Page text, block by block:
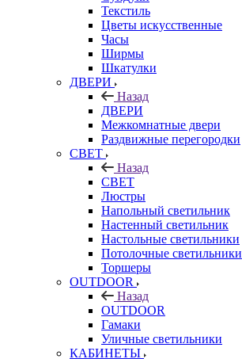
Текстиль
Цветы искусственные
Часы
Ширмы
Шкатулки
ДВЕРИ
Назад
ДВЕРИ
Межкомнатные двери
Раздвижные перегородки
СВЕТ
Назад
СВЕТ
Люстры
Напольный светильник
Настенный светильник
Настольные светильники
Потолочные светильники
Торшеры
OUTDOOR
Назад
OUTDOOR
Гамаки
Уличные светильники
КАБИНЕТЫ